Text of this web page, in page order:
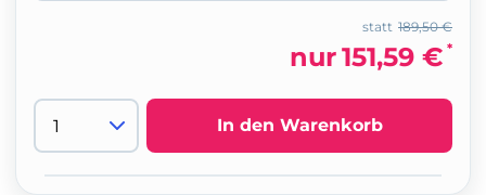
189,50 €
statt
nur151,59 € *
In den Warenkorb